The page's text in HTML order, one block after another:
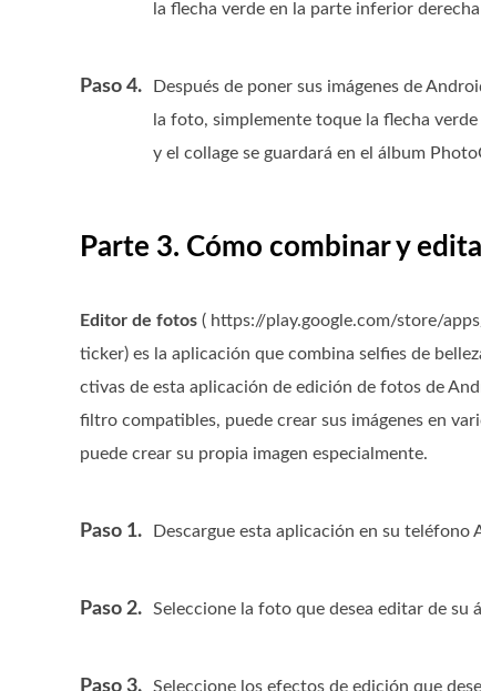
la flecha verde en la parte inferior
Paso 4.
Después de poner sus imágenes de
la foto, simplemente toque la flecha
y el collage se guardará en el álbum
Parte 3. Cómo combinar y
Editor de fotos ( https://play.google.com/store/
ticker) es la aplicación que combina selfies de
ctivas de esta aplicación de edición de fotos de
filtro compatibles, puede crear sus imágenes en
puede crear su propia imagen especialmente.
Paso 1. Descargue esta aplicación en su
Paso 2. Seleccione la foto que desea editar de su
Paso 3. Seleccione los efectos de edición que